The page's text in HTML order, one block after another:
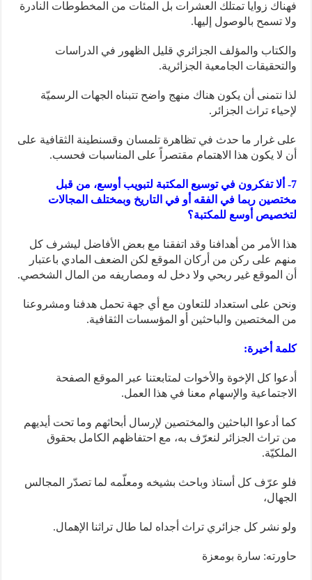
فهناك زوايا تمتلك العشرات بل المئات من المخطوطات النادرة
ولا تسمح بالوصول إليها.
والكتاب والمؤلف الجزائري قليل الظهور في الدراسات
والتحقيقات الجامعية الجزائرية.
لذا نتمنى أن يكون هناك منهج واضح تتبناه الجهات الرسميّة
لإحياء تراث الجزائر.
على غرار ما حدث في تظاهرة تلمسان وقسنطينة الثقافية على
أن لا يكون هذا الاهتمام مقتصراً على المناسبات فحسب.
7- ألا تفكرون في توسيع المكتبة لتبويب أوسع، من قبل
مختصين ربما في الفقه أو في التاريخ وبمختلف المجالات
لتخصيص أوسع للمكتبة؟
هذا الأمر من أهدافنا وقد اتفقنا مع بعض الأفاضل ليشرف كل
منهم على ركن من أركان الموقع لكن الضعف المادي باعتبار
أن الموقع غير ربحي ولا دخل له ومصاريفه من المال الشخصي.
ونحن على استعداد للتعاون مع أي جهة تحمل هدفنا ومشروعنا
من المختصين والباحثين أو المؤسسات الثقافية.
كلمة أخيرة:
أدعوا كل الإخوة والأخوات لمتابعتنا عبر الموقع الصفحة
الاجتماعية والإسهام معنا في هذا العمل.
كما أدعوا الباحثين والمختصين لإرسال أبحاثهم وما تحت أيديهم
من تراث الجزائر لنعرّف به، مع احتفاظهم الكامل بحقوق
الملكيّة.
فلو عرّف كل أستاذ وباحث بشيخه ومعلّمه لما تصدّر المجالس
الجهال،
ولو نشر كل جزائري تراث أجداه لما طال تراثنا الإهمال.
حاورته: سارة بومعزة